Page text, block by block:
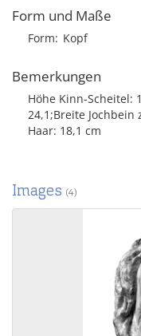
Form und Maße
Form Kopf
Bemerkungen
Höhe Kinn-Scheitel:
24,1;Breite Jochbein
Haar: 18,1 cm
Images (4)